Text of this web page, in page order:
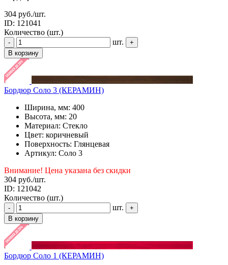
304 руб./шт.
ID: 121041
Количество (шт.)
- шт.
+
В корзину
Бордюр Соло 3 (КЕРАМИН)
Ширина, мм: 400
Высота, мм: 20
Материал: Стекло
Цвет: коричневый
Поверхность: Глянцевая
Артикул: Соло 3
Внимание! Цена указана без скидки
304 руб./шт.
ID: 121042
Количество (шт.)
- шт.
+
В корзину
Бордюр Соло 1 (КЕРАМИН)